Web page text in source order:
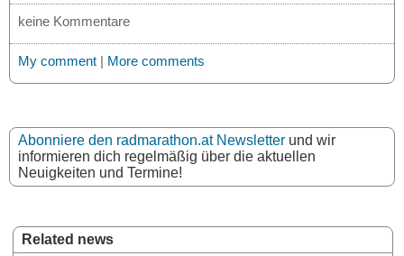
Related news
keine Kommentare
My comment | More comments
Abonniere den radmarathon.at Newsletter und wir
informieren dich regelmäßig über die aktuellen
Neuigkeiten und Termine!